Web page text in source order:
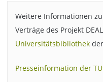
Weitere Informationen
Verträge des Projekt
Universitätsbibliothekder
Presseinformation der